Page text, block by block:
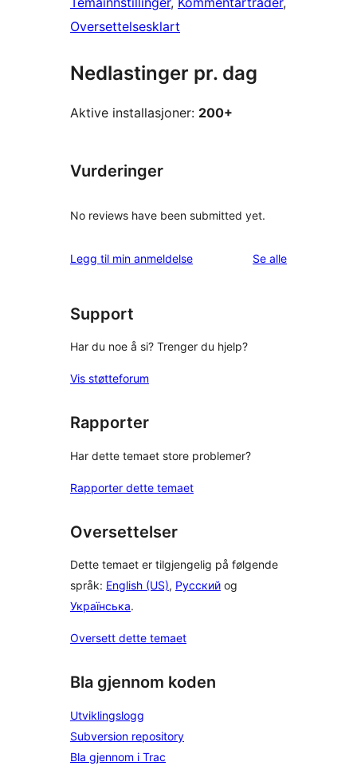
Oversettelsesklart
Nedlastinger pr. dag
Aktive installasjoner: 200+
Vurderinger
No reviews have been submitted yet.
Legg til min anmeldelse Se alleomtalene
Support
Har du noe å si? Trenger du hjelp?
Vis støtteforum
Rapporter
Har dette temaet store problemer?
Rapporter dette temaet
Oversettelser
Dette temaet er tilgjengelig på følgende
språk: English (US), Русский og
Українська.
Oversett dette temaet
Bla gjennom koden
Utviklingslogg
Subversion repository
Bla gjennom i Trac